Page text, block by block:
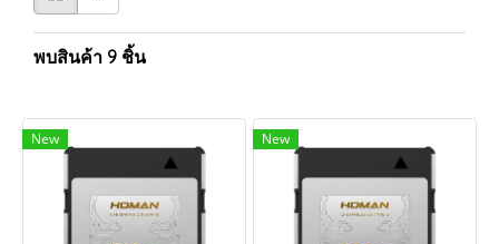
พบสินค้า 9 ชิ้น
New New